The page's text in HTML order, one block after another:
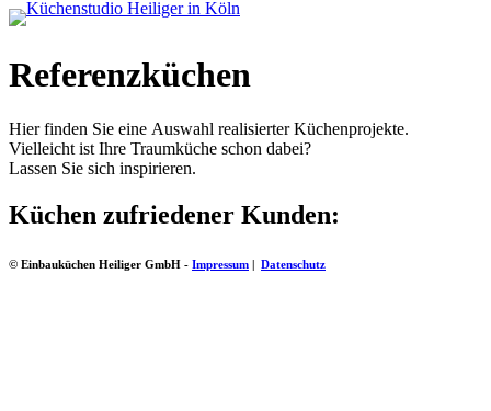
Referenzküchen
Hier finden Sie eine Auswahl realisierter Küchenprojekte.
Vielleicht ist Ihre Traumküche schon dabei?
Lassen Sie sich inspirieren.
Küchen zufriedener Kunden:
© Einbauküchen Heiliger GmbH - Impressum | Datenschutz